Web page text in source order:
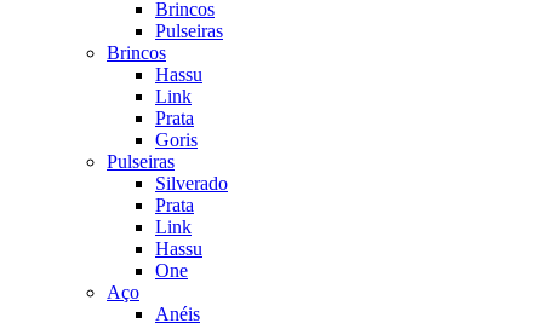
Brincos
Pulseiras
Brincos
Hassu
Link
Prata
Goris
Pulseiras
Silverado
Prata
Link
Hassu
One
Aço
Anéis